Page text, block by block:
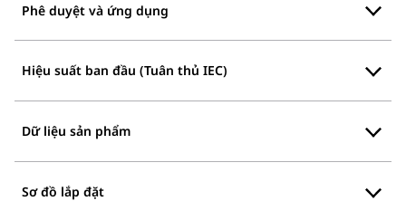
Phê duyệt và ứng dụng
Hiệu suất ban đầu (Tuân thủ IEC)
Dữ liệu sản phẩm
Sơ đồ lắp đặt